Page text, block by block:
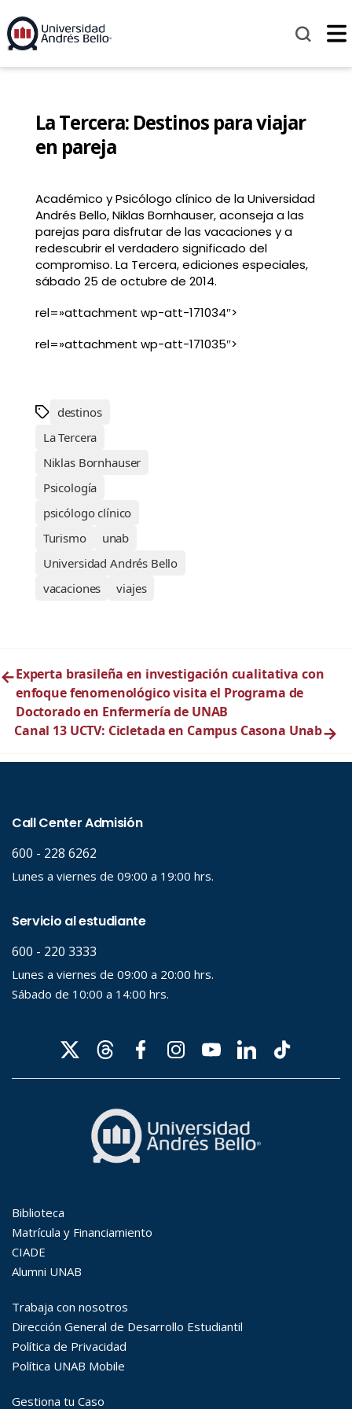
La Tercera: Destinos para viajar
en pareja
Académico y Psicólogo clínico de la Universidad
Andrés Bello, Niklas Bornhauser, aconseja a las
parejas para disfrutar de las vacaciones y a
redescubrir el verdadero significado del
compromiso. La Tercera, ediciones especiales,
sábado 25 de octubre de 2014.
rel=»attachment wp-att-171034″>
rel=»attachment wp-att-171035″>
destinos
La Tercera
Niklas Bornhauser
Psicología
psicólogo clínico
Turismo
unab
Universidad Andrés Bello
vacaciones
viajes
←Experta brasileña en investigación cualitativa con
enfoque fenomenológico visita el Programa de
Doctorado en Enfermería de UNAB
Canal 13 UCTV: Cicletada en Campus Casona Unab→